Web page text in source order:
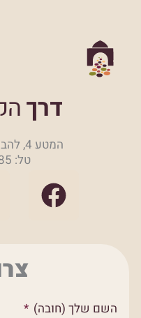
דרך
המטע 4, להבות הבשן, 1212500
טל: 050-5953085
F
a
o
השם שלך (חובה)